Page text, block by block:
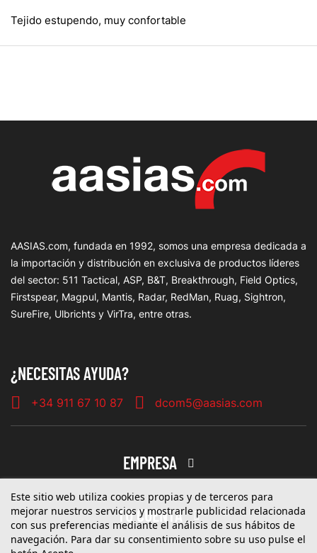
Tejido estupendo, muy confortable
AASIAS.com, fundada en 1992, somos una empresa dedicada a
la importación y distribución en exclusiva de productos líderes
del sector: 511 Tactical, ASP, B&T, Breakthrough, Field Optics,
Firstspear, Magpul, Mantis, Radar, RedMan, Ruag, Sightron,
SureFire, Ulbrichts y VirTra, entre otras.
¿NECESITAS AYUDA?
+34 911 67 10 87 dcom5@aasias.com
EMPRESA
TU CUENTA
Este sitio web utiliza cookies propias y de terceros para
mejorar nuestros servicios y mostrarle publicidad relacionada
con sus preferencias mediante el análisis de sus hábitos de
navegación. Para dar su consentimiento sobre su uso pulse el